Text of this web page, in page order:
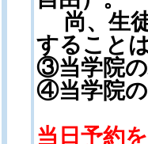
尚、生
すること
③当学院
④当学院
当日予約